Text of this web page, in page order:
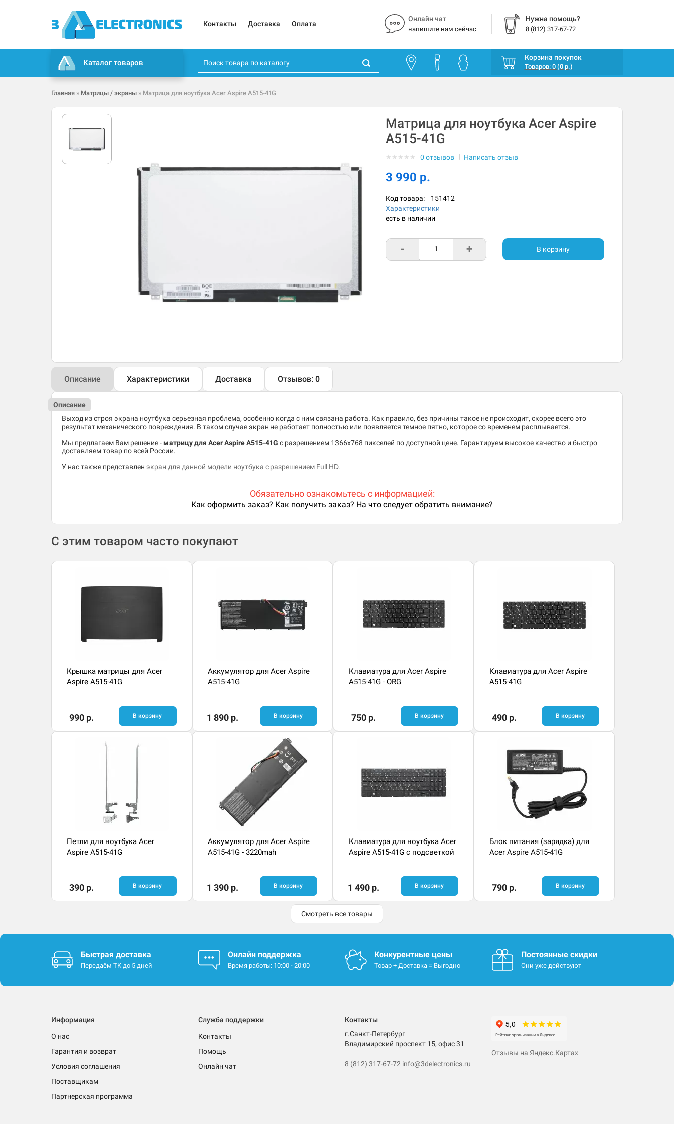
Контакты Доставка Оплата
Онлайн чат
напишите нам сейчас
Нужна помощь?
8 (812) 317-67-72
Каталог товаров
Корзина покупок
Товаров: 0 (0 р.)
Главная » Матрицы / экраны » Матрица для ноутбука Acer Aspire A515-41G
Матрица для ноутбука Acer Aspire
A515-41G
★ ★ ★ ★ ★ 0 отзывов | Написать отзыв
3 990 р.
Код товара: 151412
Характеристики
есть в наличии
- + В корзину
Описание Характеристики Доставка Отзывов: 0
Описание
Выход из строя экрана ноутбука серьезная проблема, особенно когда с ним связана работа. Как правило, без причины такое не происходит, скорее всего это
результат механического повреждения. В таком случае экран не работает полностью или появляется темное пятно, которое со временем расплывается.
Мы предлагаем Вам решение - матрицу для Acer Aspire A515-41G c разрешением 1366x768 пикселей по доступной цене. Гарантируем высокое качество и быстро
доставляем товар по всей России.
У нас также представлен экран для данной модели ноутбука с разрешением Full HD.
Обязательно ознакомьтесь с информацией:
Как оформить заказ? Как получить заказ? На что следует обратить внимание?
С этим товаром часто покупают
Крышка матрицы для Acer
Aspire A515-41G
990 р. В корзину
Аккумулятор для Acer Aspire
A515-41G
1 890 р. В корзину
Клавиатура для Acer Aspire
A515-41G - ORG
750 р. В корзину
Клавиатура для Acer Aspire
A515-41G
490 р. В корзину
Петли для ноутбука Acer
Aspire A515-41G
390 р. В корзину
Аккумулятор для Acer Aspire
A515-41G - 3220mah
1 390 р. В корзину
Клавиатура для ноутбука Acer
Aspire A515-41G с подсветкой
1 490 р. В корзину
Блок питания (зарядка) для
Acer Aspire A515-41G
790 р. В корзину
Смотреть все товары
Быстрая доставка
Передаём ТК до 5 дней
Онлайн поддержка
Время работы: 10:00 - 20:00
Конкурентные цены
Товар + Доставка = Выгодно
Постоянные скидки
Они уже действуют
Информация
О нас
Гарантия и возврат
Условия соглашения
Поставщикам
Партнерская программа
Служба поддержки
Контакты
Помощь
Онлайн чат
Контакты
г.Санкт-Петербург
Владимирский проспект 15, офис 31
8 (812) 317-67-72 info@3delectronics.ru
Отзывы на Яндекс.Картах